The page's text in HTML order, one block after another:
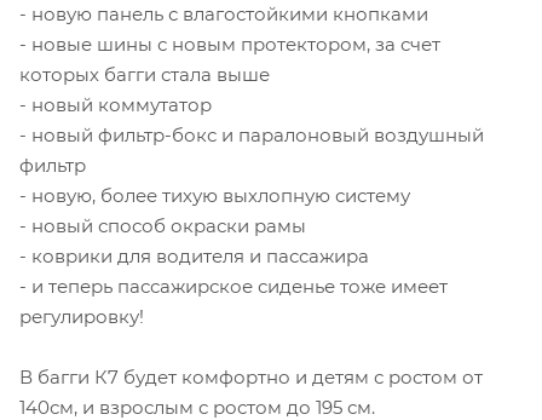
- новую панель с влагостойкими кнопками
- новые шины с новым протектором, за счет
которых багги стала выше
- новый коммутатор
- новый фильтр-бокс и паралоновый воздушный
фильтр
- новую, более тихую выхлопную систему
- новый способ окраски рамы
- коврики для водителя и пассажира
- и теперь пассажирское сиденье тоже имеет
регулировку!
В багги К7 будет комфортно и детям с ростом от
140см, и взрослым с ростом до 195 см.